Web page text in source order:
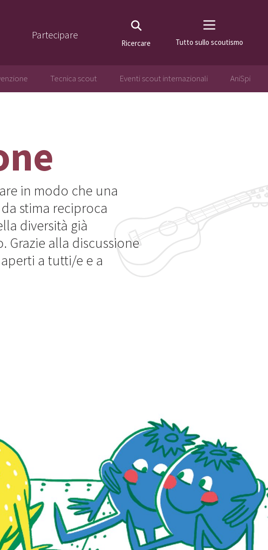
Partecipare
Ricercare Tutto sullo scoutismo
Tecnica scout Eventi scout internazionali AniSpi
in modo che una
stima reciproca
diversità già
Grazie alla discussione
a tutti/e e a